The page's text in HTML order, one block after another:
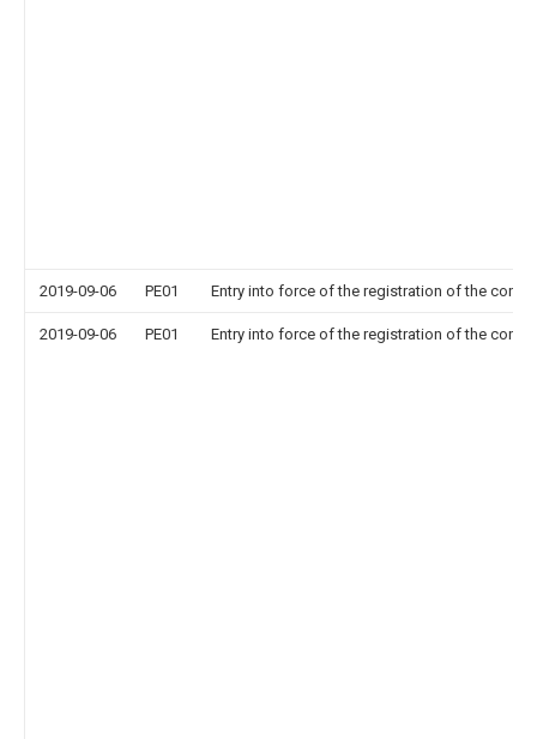
2019-09-06 PE01 Entry into force of the registration of the
2019-09-06 PE01 Entry into force of the registration of the